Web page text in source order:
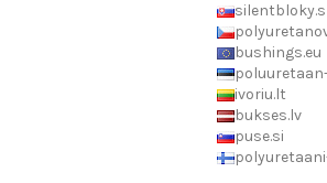
bushings.eu
ivoriu.lt
bukses.lv
puse.si